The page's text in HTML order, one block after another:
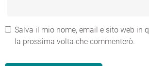
Salva il mio nome, email e sito web in
la prossima volta che commenterò.